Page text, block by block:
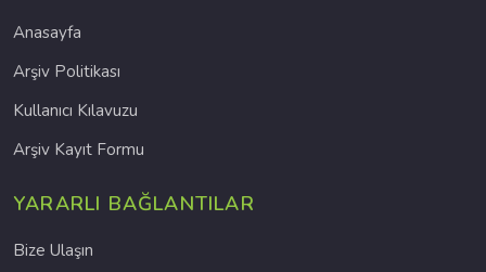
Anasayfa
Arşiv Politikası
Kullanıcı Kılavuzu
Arşiv Kayıt Formu
YARARLI BAĞLANTILAR
Bize Ulaşın